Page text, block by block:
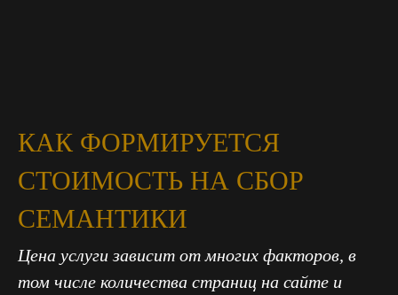
КАК ФОРМИРУЕТСЯ
СТОИМОСТЬ НА СБОР
СЕМАНТИКИ
Цена услуги зависит от многих факторов, в
том числе количества страниц на сайте и